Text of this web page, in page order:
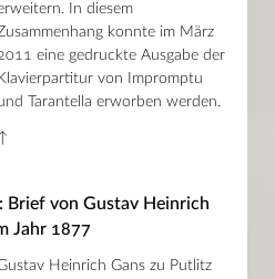
In diesem
konnte im März
eine gedruckte Ausgabe der
Klavierpartitur von Impromptu
Tarantella erworben werden.
Brief von Gustav Heinrich
Jahr 1877
Heinrich Gans zu Putlitz